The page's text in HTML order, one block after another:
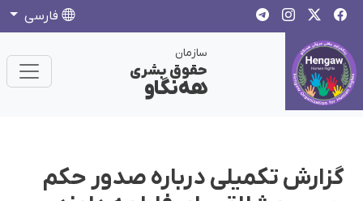
فارسی
سازمان
حقوق بشری
هەنگاو
گزارش تکمیلی دربارە صدور حکم